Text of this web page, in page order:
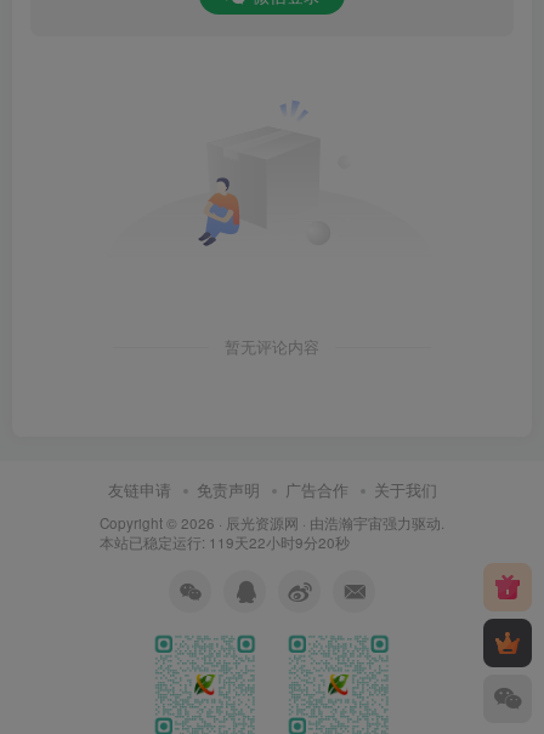
暂无评论内容
友链申请 免责声明 广告合作 关于我们
Copyright © 2026 · 辰光资源网 · 由浩瀚宇宙强力驱动.
本站已稳定运行: 119天22小时9分21秒